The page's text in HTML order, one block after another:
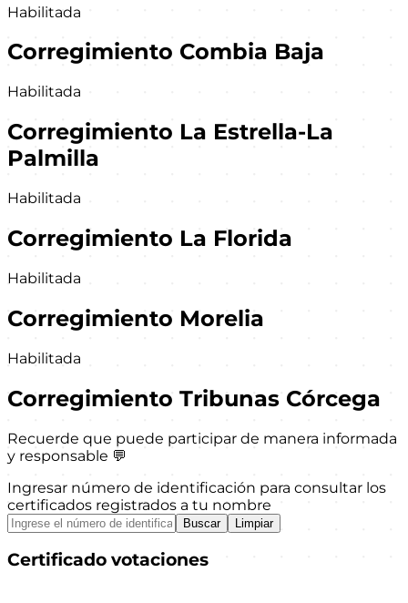
Habilitada
Corregimiento Combia Baja
Habilitada
Corregimiento La Estrella-La
Palmilla
Habilitada
Corregimiento La Florida
Habilitada
Corregimiento Morelia
Habilitada
Corregimiento Tribunas Córcega
Recuerde que puede participar de manera informada
y responsable 💬
Ingresar número de identificación para consultar los
certificados registrados a tu nombre
Buscar Limpiar
Certificado votaciones